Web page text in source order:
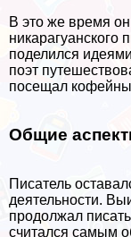
В это же время
никарагуанского
поделился
поэт
посещал
Общие
Писатель
деятельности.
продолжал
считался самым